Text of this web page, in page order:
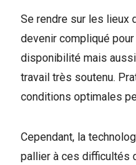
Se rendre sur les lieux
devenir compliqué
disponibilité mais
travail très soutenu.
conditions optimales
Cependant, la
pallier à ces difficultés